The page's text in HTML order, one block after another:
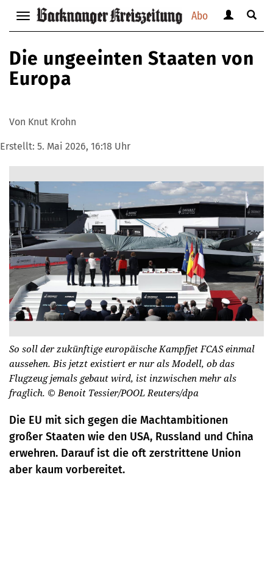
Abo
Navigation
anzeigen
bzw.
verbergen
anzeigen
verbergen
Suche
Die ungeeinten Staaten von
Europa
Von Knut Krohn
Erstellt: 5. Mai 2026, 16:18 Uhr
So soll der zukünftige europäische Kampfjet FCAS einmal
aussehen. Bis jetzt existiert er nur als Modell, ob das
Flugzeug jemals gebaut wird, ist inzwischen mehr als
fraglich. © Benoit Tessier/POOL Reuters/dpa
Die EU mit sich gegen die Machtambitionen
großer Staaten wie den USA, Russland und China
erwehren. Darauf ist die oft zerstrittene Union
aber kaum vorbereitet.